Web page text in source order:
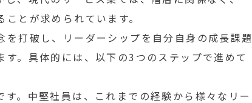
とが求められています。
を打破し、リーダーシップを自分自身の成長課題
。具体的には、以下の3つのステップで進めて
す。中堅社員は、これまでの経験から様々なリー